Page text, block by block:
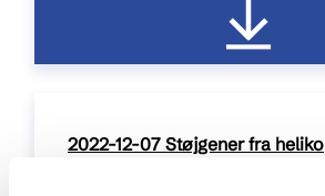
2022-12-07 Støjgener fra